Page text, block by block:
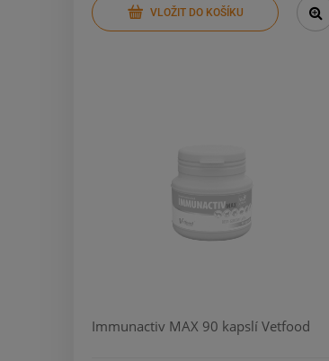
VLOŽIT DO KOŠÍKU
Immunactiv MAX 90 kapslí Vetfood